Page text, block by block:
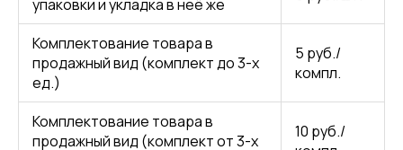
упаковки и укладка в неё же
Комплектование товара в
продажный вид (комплект до 3-х
ед.)
5 руб./
компл.
Комплектование товара в
продажный вид (комплект от 3-х
10 руб./